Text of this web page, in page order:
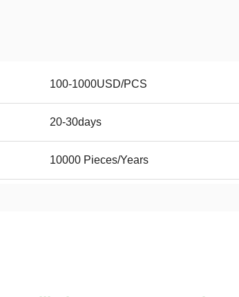
100-1000USD/PCS
20-30days
10000 Pieces/Years